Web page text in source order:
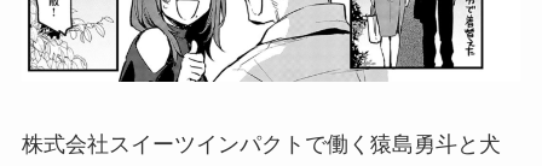
株式会社スイーツインパクトで働く猿島勇斗と犬